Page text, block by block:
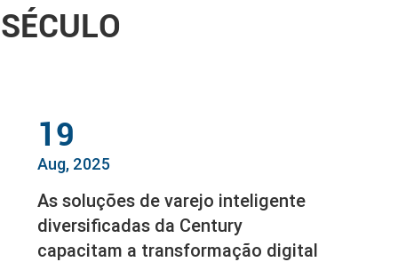
19
Aug, 2025
As soluções de varejo inteligente
diversificadas da Century
capacitam a transformação digital